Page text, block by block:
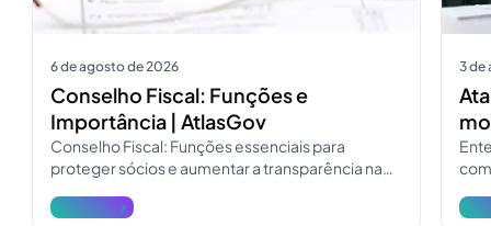
6 de agosto de 2026
Conselho Fiscal: Funções e
Importância | AtlasGov
Conselho Fiscal: Funções essenciais para
proteger sócios e aumentar a transparência na
e atualize a fiscalização.
Ver mais
3 de
Ver